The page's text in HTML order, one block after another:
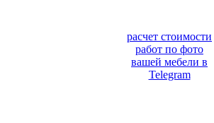
расчет стоимости
работ по фото
вашей мебели в
Telegram